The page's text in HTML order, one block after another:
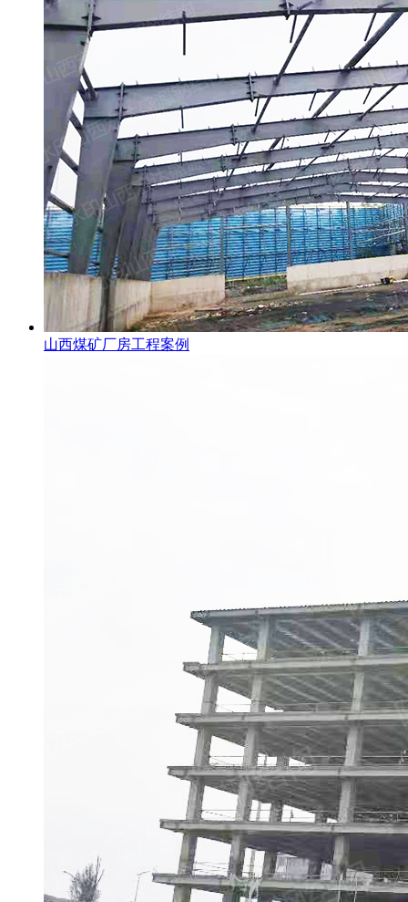
山西煤矿厂房工程案例